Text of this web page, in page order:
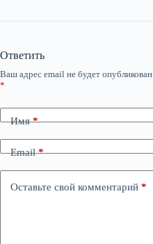
Ответить
Ваш адрес email не будет опубликован.
*
Имя*
Email*
Оставьте свой комментарий *